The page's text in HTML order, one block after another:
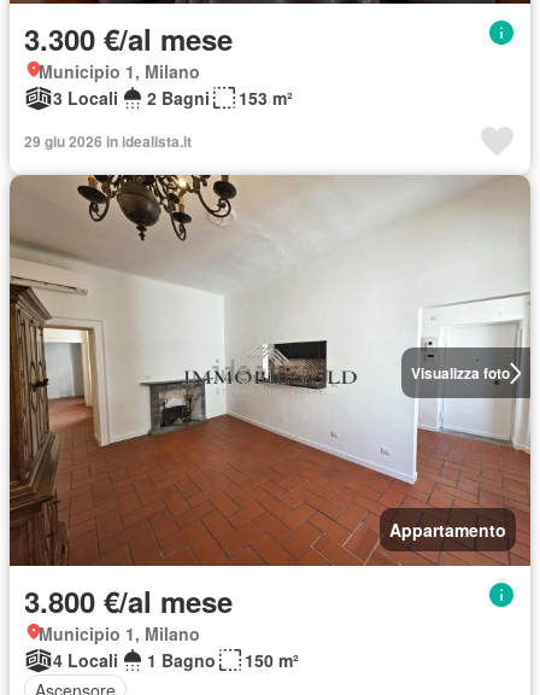
3.300 €/al mese
Municipio 1, Milano
3 Locali
2 Bagni 153 m²
29 giu 2026 in idealista.it
Visualizza foto
Appartamento
3.800 €/al mese
Municipio 1, Milano
4 Locali
1 Bagno
150 m²
Ascensore